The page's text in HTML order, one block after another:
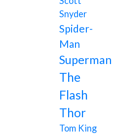
Snyder
Spider-
Man
Superman
The
Flash
Thor
Tom King